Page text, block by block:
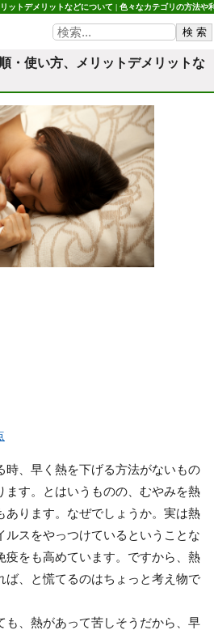
ットデメリットなどについて | 色々なカテゴリの方法や
・使い方、メリットデメリットな
時、早く熱を下げる方法がないもの
ます。とはいうものの、むやみを熱
あります。なぜでしょうか。実は熱
ルスをやっつけているということな
疫をも高めています。ですから、熱
ば、と慌てるのはちょっと考え物で
も、熱があって苦しそうだから、早